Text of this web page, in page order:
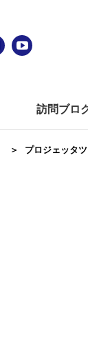
訪問ブロ
プロジェッタ